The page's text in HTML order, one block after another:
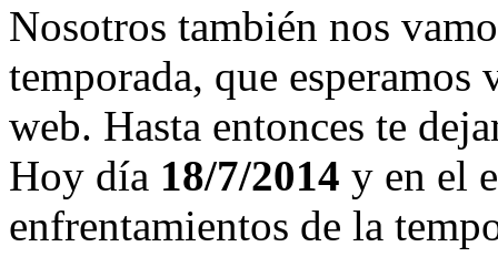
Nosotros también nos
temporada, que esperamos
web. Hasta entonces te
Hoy día 18/7/2014 y en el
enfrentamientos de la